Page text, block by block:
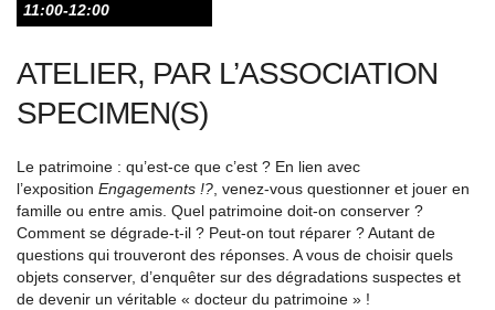
11:00-12:00
ATELIER, PAR L’ASSOCIATION
SPECIMEN(S)
Le patrimoine : qu’est-ce que c’est ? En lien avec
l’exposition Engagements !? , venez-vous questionner et jouer en
famille ou entre amis. Quel patrimoine doit-on conserver ?
Comment se dégrade-t-il ? Peut-on tout réparer ? Autant de
questions qui trouveront des réponses. A vous de choisir quels
objets conserver, d’enquêter sur des dégradations suspectes et
de devenir un véritable « docteur du patrimoine » !